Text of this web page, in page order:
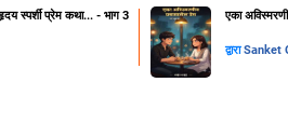
स्पर्शी प्रेम कथा... - भाग 3 एका
द्वाराSanket